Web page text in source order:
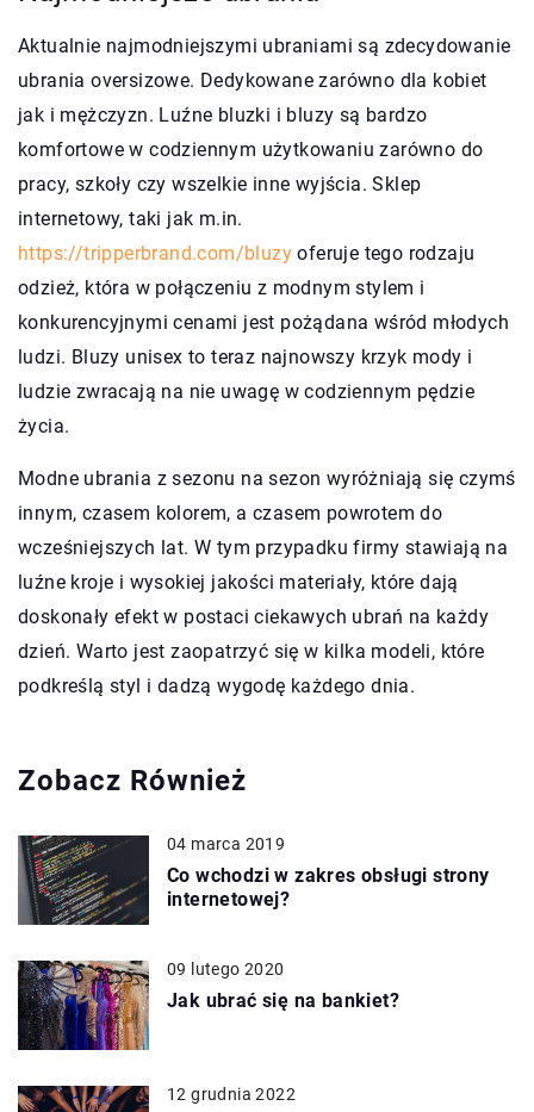
Aktualnie najmodniejszymi ubraniami są zdecydowanie
ubrania oversizowe. Dedykowane zarówno dla kobiet
jak i mężczyzn. Luźne bluzki i bluzy są bardzo
komfortowe w codziennym użytkowaniu zarówno do
pracy, szkoły czy wszelkie inne wyjścia. Sklep
internetowy, taki jak m.in.
https://tripperbrand.com/bluzy oferuje tego rodzaju
odzież, która w połączeniu z modnym stylem i
konkurencyjnymi cenami jest pożądana wśród młodych
ludzi. Bluzy unisex to teraz najnowszy krzyk mody i
ludzie zwracają na nie uwagę w codziennym pędzie
życia.
Modne ubrania z sezonu na sezon wyróżniają się czymś
innym, czasem kolorem, a czasem powrotem do
wcześniejszych lat. W tym przypadku firmy stawiają na
luźne kroje i wysokiej jakości materiały, które dają
doskonały efekt w postaci ciekawych ubrań na każdy
dzień. Warto jest zaopatrzyć się w kilka modeli, które
podkreślą styl i dadzą wygodę każdego dnia.
Zobacz Również
04 marca 2019
Co wchodzi w zakres obsługi strony
internetowej?
09 lutego 2020
Jak ubrać się na bankiet?
12 grudnia 2022